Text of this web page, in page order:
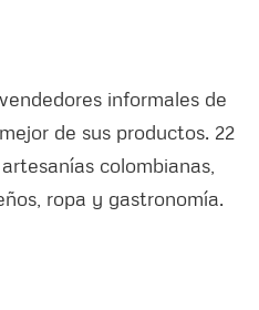
informales de
de sus productos. 22
colombianas,
ropa y gastronomía.